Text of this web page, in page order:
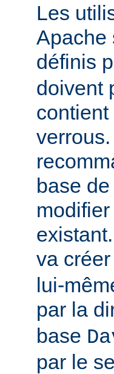
Les
Apache
définis
doivent
base
va
lui-
par la
base
par le